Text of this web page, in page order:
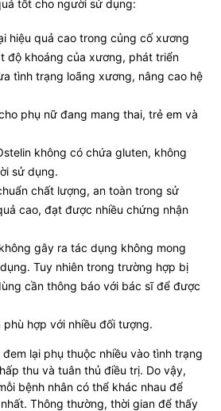
tốt cho người sử dụng:
hiệu quả cao trong củng cố xương
độ khoáng của xương, phát triển
tình trạng loãng xương, nâng cao hệ
phụ nữ đang mang thai, trẻ em và
không có chứa gluten, không
sử dụng.
chất lượng, an toàn trong sử
cao, đạt được nhiều chứng nhận
gây ra tác dụng không mong
Tuy nhiên trong trường hợp bị
cần thông báo với bác sĩ để được
phù hợp với nhiều đối tượng.
lại phụ thuộc nhiều vào tình trạng
thu và tuân thủ điều trị. Do vậy,
bệnh nhân có thể khác nhau để
Thông thường, thời gian để thấy